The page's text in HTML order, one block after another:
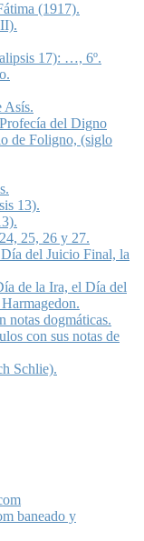
(1917).
17): …, 6º.
Asís.
del Digno
de Foligno, (siglo
13).
25, 26 y 27.
del Juicio Final, la
de la Ira, el Día del
notas dogmáticas.
con sus notas de
Schlie).
baneado y